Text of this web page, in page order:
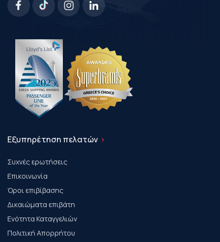
Εξυπηρέτηση πελατών
Συχνές ερωτήσεις
Επικοινωνία
Όροι επιβίβασης
Δικαιώματα επιβάτη
Ενότητα Καταγγελιών
Πολιτική Απορρήτου